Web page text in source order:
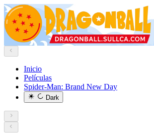
Inicio
Películas
Spider-Man: Brand New Day
Dark